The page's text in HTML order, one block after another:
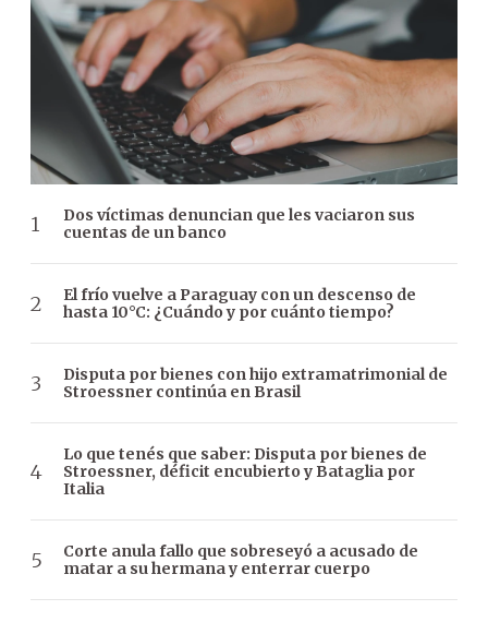
Dos víctimas denuncian que les vaciaron sus
cuentas de un banco
El frío vuelve a Paraguay con un descenso de
hasta 10°C: ¿Cuándo y por cuánto tiempo?
Disputa por bienes con hijo extramatrimonial de
Stroessner continúa en Brasil
Lo que tenés que saber: Disputa por bienes de
Stroessner, déficit encubierto y Bataglia por
Italia
Corte anula fallo que sobreseyó a acusado de
matar a su hermana y enterrar cuerpo